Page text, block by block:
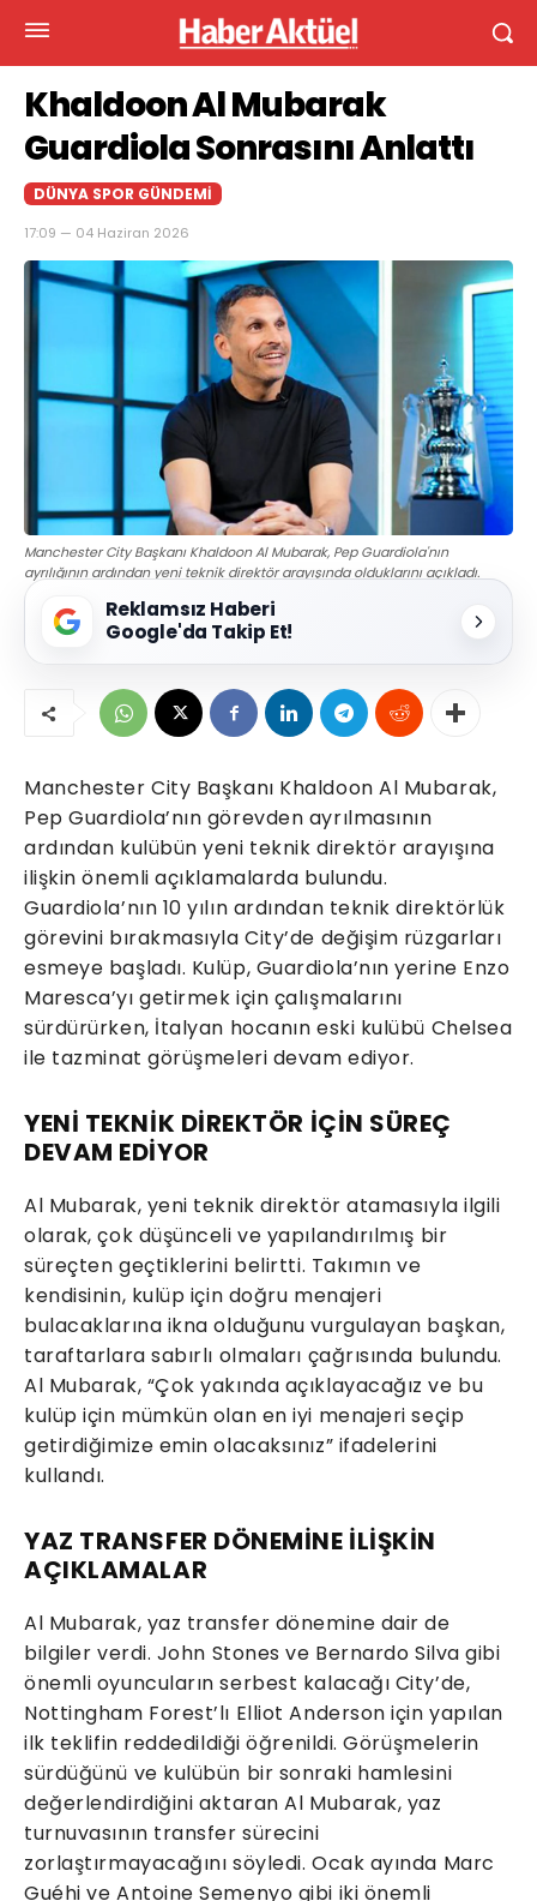
Khaldoon Al Mubarak
Guardiola Sonrasını Anlattı
DÜNYA SPOR GÜNDEMI
17:09 — 04 Haziran 2026
Manchester City Başkanı Khaldoon Al Mubarak, Pep Guardiola'nın
ayrılığının ardından yeni teknik direktör arayışında olduklarını açıkladı.
Reklamsız Haberi
Google'da Takip Et!
Manchester City Başkanı Khaldoon Al Mubarak,
Pep Guardiola’nın görevden ayrılmasının
ardından kulübün yeni teknik direktör arayışına
ilişkin önemli açıklamalarda bulundu.
Guardiola’nın 10 yılın ardından teknik direktörlük
görevini bırakmasıyla City’de değişim rüzgarları
esmeye başladı. Kulüp, Guardiola’nın yerine Enzo
Maresca’yı getirmek için çalışmalarını
sürdürürken, İtalyan hocanın eski kulübü Chelsea
ile tazminat görüşmeleri devam ediyor.
YENİ TEKNİK DİREKTÖR İÇİN SÜREÇ
DEVAM EDİYOR
Al Mubarak, yeni teknik direktör atamasıyla ilgili
olarak, çok düşünceli ve yapılandırılmış bir
süreçten geçtiklerini belirtti. Takımın ve
kendisinin, kulüp için doğru menajeri
bulacaklarına ikna olduğunu vurgulayan başkan,
taraftarlara sabırlı olmaları çağrısında bulundu.
Al Mubarak, “Çok yakında açıklayacağız ve bu
kulüp için mümkün olan en iyi menajeri seçip
getirdiğimize emin olacaksınız” ifadelerini
kullandı.
YAZ TRANSFER DÖNEMİNE İLİŞKİN
AÇIKLAMALAR
Al Mubarak, yaz transfer dönemine dair de
bilgiler verdi. John Stones ve Bernardo Silva gibi
önemli oyuncuların serbest kalacağı City’de,
Nottingham Forest’lı Elliot Anderson için yapılan
ilk teklifin reddedildiği öğrenildi. Görüşmelerin
sürdüğünü ve kulübün bir sonraki hamlesini
değerlendirdiğini aktaran Al Mubarak, yaz
turnuvasının transfer sürecini
zorlaştırmayacağını söyledi. Ocak ayında Marc
Guéhi ve Antoine Semenyo gibi iki önemli